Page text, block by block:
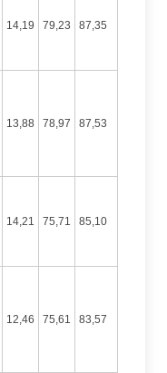
14,19 79,23 87,35
13,88 78,97 87,53
14,21 75,71 85,10
12,46 75,61 83,57